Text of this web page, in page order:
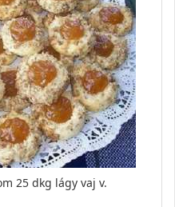
25 dkg lágy vaj v.